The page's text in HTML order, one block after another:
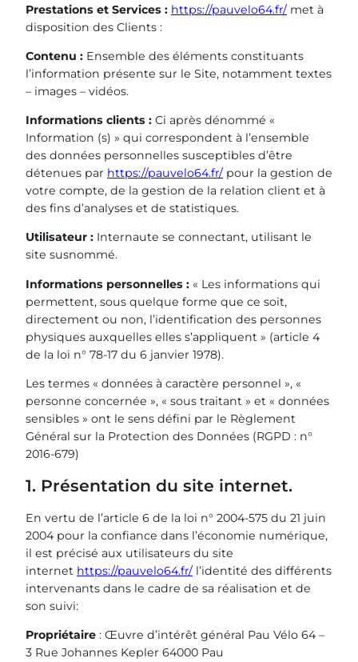
Prestations et Services : https://pauvelo64.fr/met à
disposition des Clients :
Contenu : Ensemble des éléments constituants
l’information présente sur le Site, notamment textes
– images – vidéos.
Informations clients : Ci après dénommé «
Information (s) » qui correspondent à l’ensemble
des données personnelles susceptibles d’être
détenues par https://pauvelo64.fr/pour la gestion de
votre compte, de la gestion de la relation client et à
des fins d’analyses et de statistiques.
Utilisateur : Internaute se connectant, utilisant le
site susnommé.
Informations personnelles : « Les informations qui
permettent, sous quelque forme que ce soit,
directement ou non, l’identification des personnes
physiques auxquelles elles s’appliquent » (article 4
de la loi n° 78-17 du 6 janvier 1978).
Les termes « données à caractère personnel », «
personne concernée », « sous traitant » et « données
sensibles » ont le sens défini par le Règlement
Général sur la Protection des Données (RGPD : n°
2016-679)
1. Présentation du site internet.
En vertu de l’article 6 de la loi n° 2004-575 du 21 juin
2004 pour la confiance dans l’économie numérique,
il est précisé aux utilisateurs du site
internet https://pauvelo64.fr/l’identité des différents
intervenants dans le cadre de sa réalisation et de
son suivi:
Propriétaire : Œuvre d’intérêt général Pau Vélo 64 –
3 Rue Johannes Kepler 64000 Pau